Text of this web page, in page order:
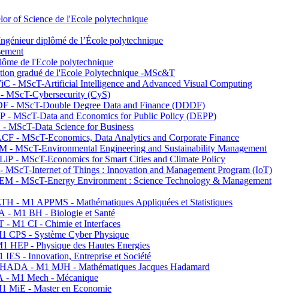
of Science de l'Ecole polytechnique
diplômé de l’École polytechnique
de l'Ecole polytechnique
gradué de l'Ecole Polytechnique -MSc&T
- MScT-Artificial Intelligence and Advanced Visual Computing
MScT-Cybersecurity (CyS)
- MScT-Double Degree Data and Finance (DDDF)
- MScT-Data and Economics for Public Policy (DEPP)
MScT-Data Science for Business
- MScT-Economics, Data Analytics and Corporate Finance
- MScT-Environmental Engineering and Sustainability Management
- MScT-Economics for Smart Cities and Climate Policy
MScT-Internet of Things : Innovation and Management Program (IoT)
- MScT-Energy Environment : Science Technology & Management
- M1 APPMS - Mathématiques Appliquées et Statistiques
- M1 BH - Biologie et Santé
- M1 CI - Chimie et Interfaces
CPS - Système Cyber Physique
HEP - Physique des Hautes Energies
IES - Innovation, Entreprise et Société
- M1 MJH - Mathématiques Jacques Hadamard
- M1 Mech - Mécanique
MiE - Master en Economie